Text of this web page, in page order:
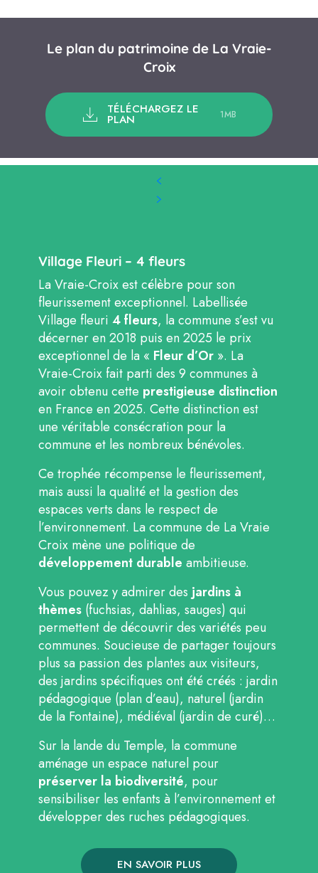
Le plan du patrimoine de La Vraie-
Croix
TÉLÉCHARGEZ LE
PLAN 1MB
Village Fleuri – 4 fleurs
La Vraie-Croix est célèbre pour son
fleurissement exceptionnel. Labellisée
Village fleuri 4 fleurs, la commune s’est vu
décerner en 2018 puis en 2025 le prix
exceptionnel de la « Fleur d’Or ». La
Vraie-Croix fait parti des 9 communes à
avoir obtenu cette prestigieuse distinction
en France en 2025. Cette distinction est
une véritable consécration pour la
commune et les nombreux bénévoles.
Ce trophée récompense le fleurissement,
mais aussi la qualité et la gestion des
espaces verts dans le respect de
l’environnement. La commune de La Vraie
Croix mène une politique de
développement durable ambitieuse.
Vous pouvez y admirer des jardins à
thèmes (fuchsias, dahlias, sauges) qui
permettent de découvrir des variétés peu
communes. Soucieuse de partager toujours
plus sa passion des plantes aux visiteurs,
des jardins spécifiques ont été créés : jardin
pédagogique (plan d’eau), naturel (jardin
de la Fontaine), médiéval (jardin de curé)…
Sur la lande du Temple, la commune
aménage un espace naturel pour
préserver la biodiversité, pour
sensibiliser les enfants à l’environnement et
développer des ruches pédagogiques.
EN SAVOIR PLUS